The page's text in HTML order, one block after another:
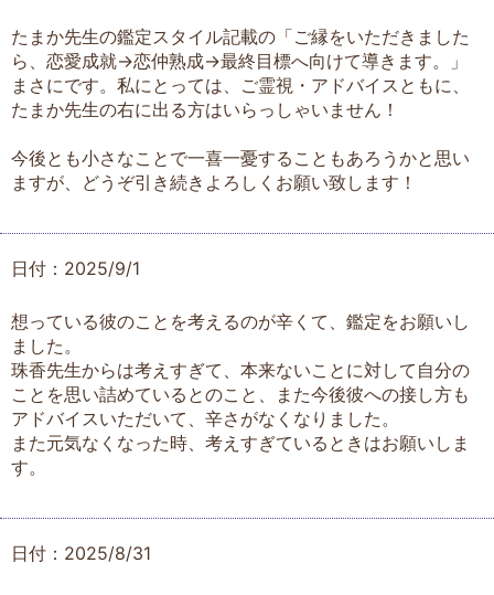
たまか先生の鑑定スタイル記載の「ご縁をいただきました
ら、恋愛成就→恋仲熟成→最終目標へ向けて導きます。」
まさにです。私にとっては、ご霊視・アドバイスともに、
たまか先生の右に出る方はいらっしゃいません！
今後とも小さなことで一喜一憂することもあろうかと思い
ますが、どうぞ引き続きよろしくお願い致します！
日付：2025/9/1
想っている彼のことを考えるのが辛くて、鑑定をお願いし
ました。
珠香先生からは考えすぎて、本来ないことに対して自分の
ことを思い詰めているとのこと、また今後彼への接し方も
アドバイスいただいて、辛さがなくなりました。
また元気なくなった時、考えすぎているときはお願いしま
す。
日付：2025/8/31